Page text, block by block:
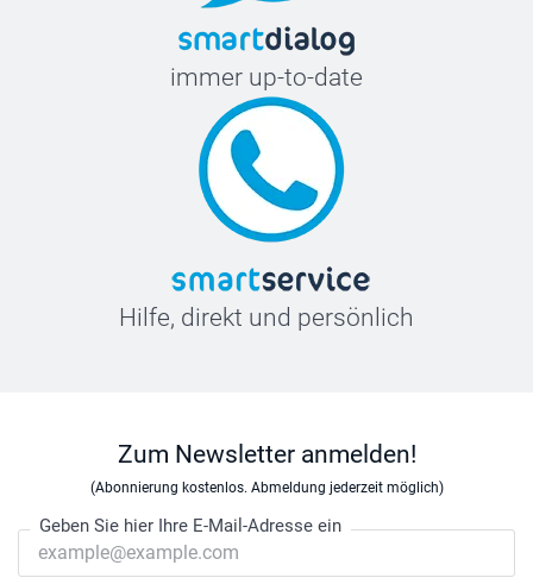
immer up-to-date
Hilfe, direkt und persönlich
Zum Newsletter anmelden!
(Abonnierung kostenlos. Abmeldung jederzeit möglich)
Geben Sie hier Ihre E-Mail-Adresse ein